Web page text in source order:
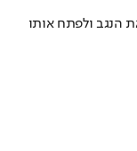
הנגב ולפתח אותו